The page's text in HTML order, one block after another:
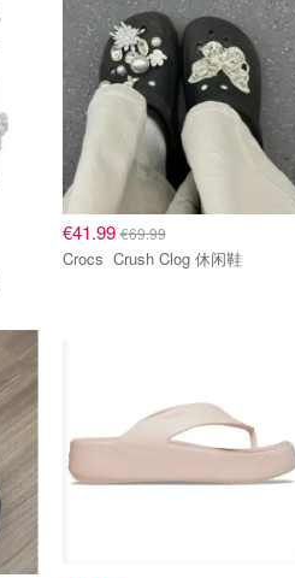
€41.99€69.99
Crocs Crush Clog 休闲鞋